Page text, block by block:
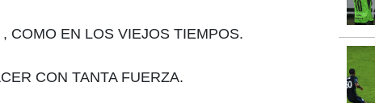
, COMO EN LOS VIEJOS TIEMPOS.
CON TANTA FUERZA.